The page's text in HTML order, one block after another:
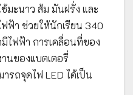
มะนาว ส้ม มันฝรั่ง และ
ฟ้า ช่วยให้นักเรียน 340
ไฟฟ้า การเคลื่อนที่ของ
นของแบตเตอรี่
รถจุดไฟ LED ได้เป็น